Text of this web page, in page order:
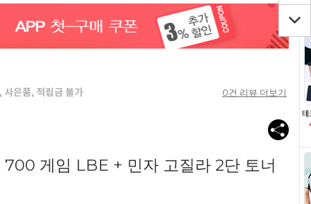
0건 리뷰 더보기
게임 LBE + 민자 고질라 2단 토너